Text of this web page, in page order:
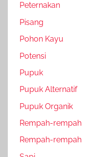
Peternakan
Pisang
Pohon Kayu
Potensi
Pupuk
Pupuk Alternatif
Pupuk Organik
Rempah-rempah
Rempah-rempah